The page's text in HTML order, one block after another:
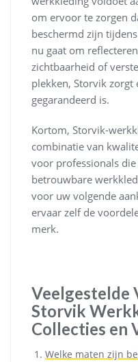
om ervoor te zorgen
beschermd zijn
nu gaat om
zichtbaarheid of
plekken, Storvik
gegarandeerd is.
Kortom, Storvik-
combinatie van
voor professionals
betrouwbare
voor uw volgende
ervaar zelf de
merk.
Veelgestelde
Storvik
Collecties en
Welke maten zijn